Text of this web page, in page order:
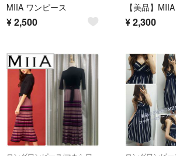
MIIA ワンピース
¥2,500 ¥2,300